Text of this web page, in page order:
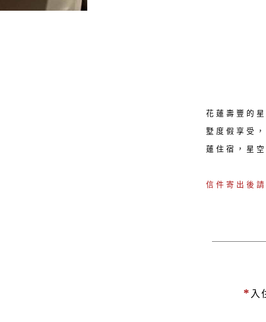
花蓮壽豐的
墅度假享受
蓮住宿，星
信件寄出後
* 入